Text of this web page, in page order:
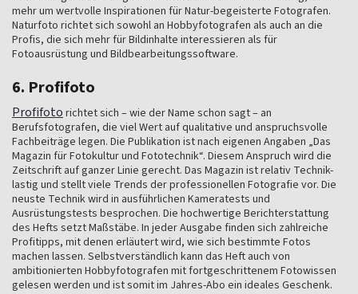
mehr um wertvolle Inspirationen für Natur-begeisterte Fotografen.
Naturfoto richtet sich sowohl an Hobbyfotografen als auch an die
Profis, die sich mehr für Bildinhalte interessieren als für
Fotoausrüstung und Bildbearbeitungssoftware.
6. Profifoto
Profifoto richtet sich – wie der Name schon sagt – an
Berufsfotografen, die viel Wert auf qualitative und anspruchsvolle
Fachbeiträge legen. Die Publikation ist nach eigenen Angaben „Das
Magazin für Fotokultur und Fototechnik“. Diesem Anspruch wird die
Zeitschrift auf ganzer Linie gerecht. Das Magazin ist relativ Technik-
lastig und stellt viele Trends der professionellen Fotografie vor. Die
neuste Technik wird in ausführlichen Kameratests und
Ausrüstungstests besprochen. Die hochwertige Berichterstattung
des Hefts setzt Maßstäbe. In jeder Ausgabe finden sich zahlreiche
Profitipps, mit denen erläutert wird, wie sich bestimmte Fotos
machen lassen. Selbstverständlich kann das Heft auch von
ambitionierten Hobbyfotografen mit fortgeschrittenem Fotowissen
gelesen werden und ist somit im Jahres-Abo ein ideales Geschenk.